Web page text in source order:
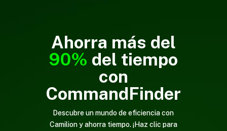
Ahorra más del
90% del tiempo
con
CommandFinder
Descubre un mundo de eficiencia con
Camilion y ahorra tiempo. ¡Haz clic para